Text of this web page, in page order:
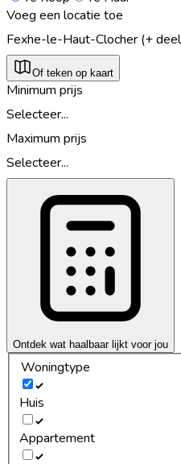
Voeg een locatie toe
Fexhe-le-Haut-Clocher (+
Of teken op kaart
Minimum prijs
Selecteer...
Maximum prijs
Selecteer...
Ontdek wat haalbaar lijkt voor jou
Woningtype
Huis
Appartement